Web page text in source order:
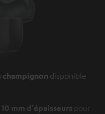
champignon disponible
mm d'épaisseurs pour